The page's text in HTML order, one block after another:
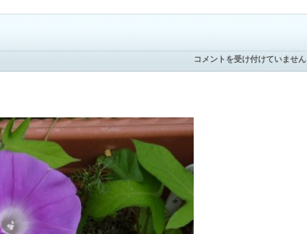
気
が
コメントを受け付けていません